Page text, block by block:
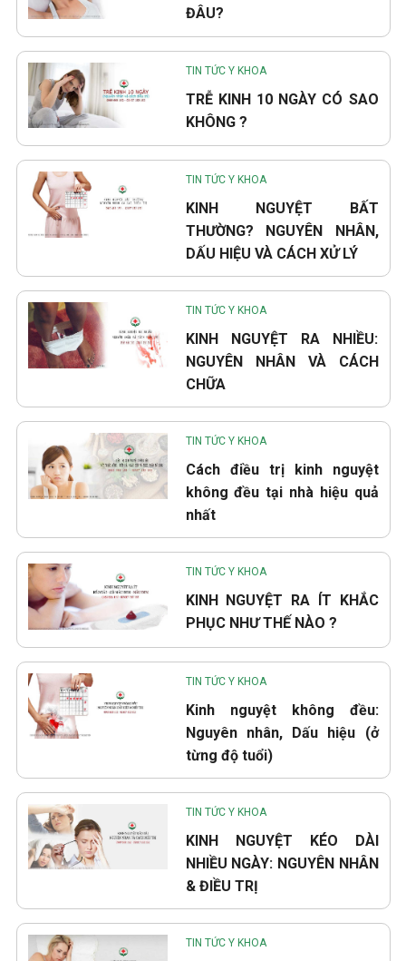
ĐÂU?
TIN TỨC Y KHOA
TRỄ KINH 10 NGÀY CÓ SAO
KHÔNG ?
TIN TỨC Y KHOA
KINH NGUYỆT BẤT
THƯỜNG? NGUYÊN NHÂN,
DẤU HIỆU VÀ CÁCH XỬ LÝ
TIN TỨC Y KHOA
KINH NGUYỆT RA NHIỀU:
NGUYÊN NHÂN VÀ CÁCH
CHỮA
TIN TỨC Y KHOA
Cách điều trị kinh nguyệt
không đều tại nhà hiệu quả
nhất
TIN TỨC Y KHOA
KINH NGUYỆT RA ÍT KHẮC
PHỤC NHƯ THẾ NÀO ?
TIN TỨC Y KHOA
Kinh nguyệt không đều:
Nguyên nhân, Dấu hiệu (ở
từng độ tuổi)
TIN TỨC Y KHOA
KINH NGUYỆT KÉO DÀI
NHIỀU NGÀY: NGUYÊN NHÂN
& ĐIỀU TRỊ
TIN TỨC Y KHOA